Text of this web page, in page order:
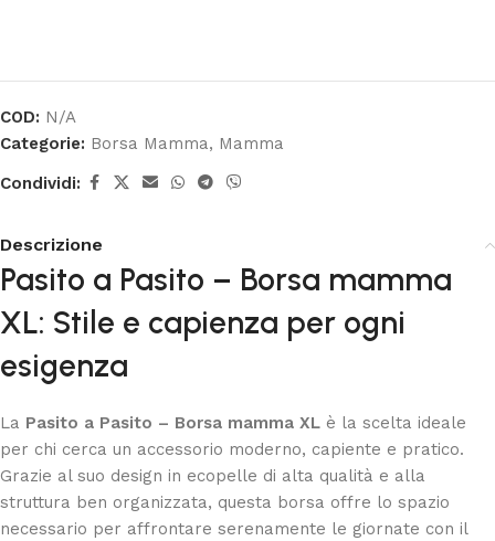
COD: N/A
Categorie: Borsa Mamma, Mamma
Condividi:
Descrizione
Pasito a Pasito – Borsa mamma
XL: Stile e capienza per ogni
esigenza
La Pasito a Pasito – Borsa mamma XL è la scelta ideale
per chi cerca un accessorio moderno, capiente e pratico.
Grazie al suo design in ecopelle di alta qualità e alla
struttura ben organizzata, questa borsa offre lo spazio
necessario per affrontare serenamente le giornate con il